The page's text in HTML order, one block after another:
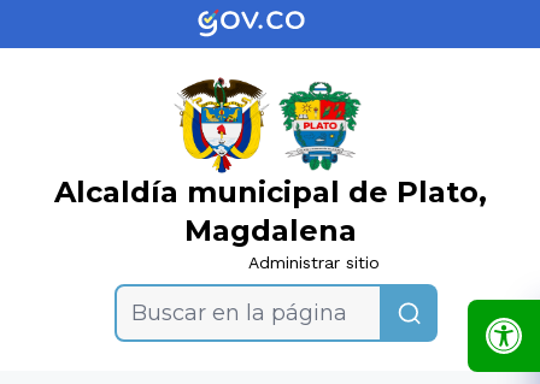
Alcaldía municipal de Plato,
Magdalena
Administrar sitio
Buscar en la página